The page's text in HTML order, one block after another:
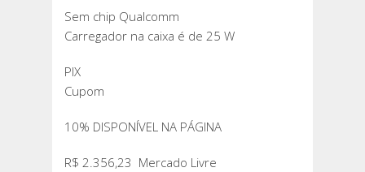
Sem chip Qualcomm
Carregador na caixa é de 25 W
PIX
Cupom
10% DISPONÍVEL NA PÁGINA
R$ 2.356,23 Mercado Livre